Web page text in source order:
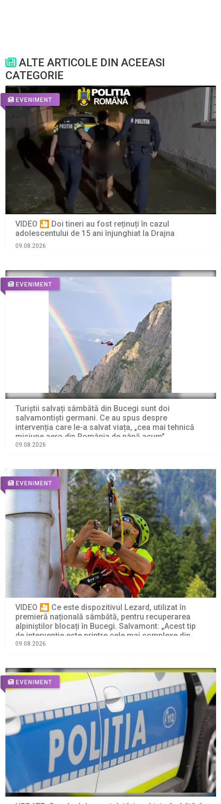
ALTE ARTICOLE DIN ACEEASI
CATEGORIE
EVENIMENT
VIDEO 🎦 Doi tineri au fost reținuți în cazul
adolescentului de 15 ani înjunghiat la Drajna
09.08.2026
EVENIMENT
Turiștii salvați sâmbătă din Bucegi sunt doi
salvamontiști germani. Ce au spus despre
intervenția care le-a salvat viața, „cea mai tehnică
misiune aero din România de până acum”
09.08.2026
EVENIMENT
VIDEO 🎦 Ce este dispozitivul Lezard, utilizat în
premieră națională sâmbătă, pentru recuperarea
alpiniștilor blocați în Bucegi. Salvamont: „Acest tip
de intervenție este printre cele mai complexe din
salvarea montană”
09.08.2026
EVENIMENT